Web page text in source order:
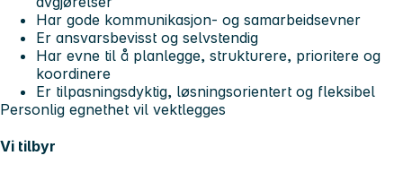
Har gode kommunikasjon- og samarbeidsevner
Er ansvarsbevisst og selvstendig
Har evne til å planlegge, strukturere, prioritere og
koordinere
Er tilpasningsdyktig, løsningsorientert og fleksibel
Personlig egnethet vil vektlegges
Vi tilbyr